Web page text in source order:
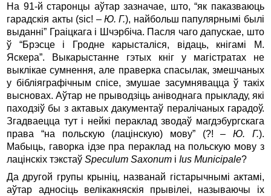
На 91-й старонцы аўтар зазначае, што, “як паказваюць
гарадскія акты (sic! – Ю. Г.), найбольш папулярнымі былі
выданні” Граіцкага і Шчэрбіча. Пасля чаго дапускае, што
ў “Брэсце і Гродне карысталіся, відаць, кнігамі М.
Яскера”. Выкарыстанне гэтых кніг у магістратах не
выклікае сумнення, але праверка спасылак, змешчаных
у бібліяграфічным спісе, змушае засумнявацца ў такіх
высновах. Аўтар не прыводзіць аніводнага прыкладу, які
паходзіў бы з актавых дакументаў пералічаных гарадоў.
Згадваецца тут і нейкі пераклад зводаў магдэбургскага
права “на польскую (лацінскую) мову” (?! –Ю. Г.).
Мабыць, гаворка ідзе пра пераклад на польскую мову з
лацінскіх тэкстаўSpeculum Saxonum іIus Municipale?
Да другой групы крыніц, названай гістарычнымі актамі,
аўтар адносіць велікакняскія прывілеі, называючы іх